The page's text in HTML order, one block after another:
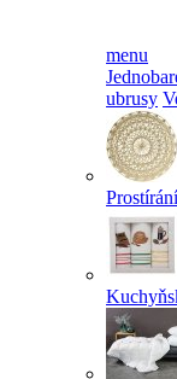
menu
ubrusy